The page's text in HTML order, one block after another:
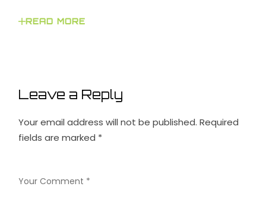
READ MORE
Leave a Reply
Your email address will not be published. Required
fields are marked *